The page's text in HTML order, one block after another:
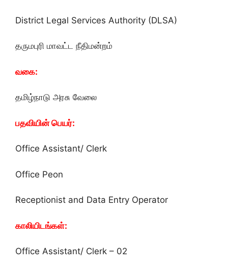
District Legal Services Authority (DLSA)
தருமபுரி மாவட்ட நீதிமன்றம்
வகை:
தமிழ்நாடு அரசு வேலை
பதவியின் பெயர்:
Office Assistant/ Clerk
Office Peon
Receptionist and Data Entry Operator
காலியிடங்கள்:
Office Assistant/ Clerk – 02